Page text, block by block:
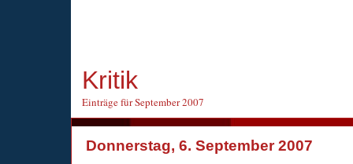
Kritik
Einträge für September 2007
Donnerstag, 6. September 2007